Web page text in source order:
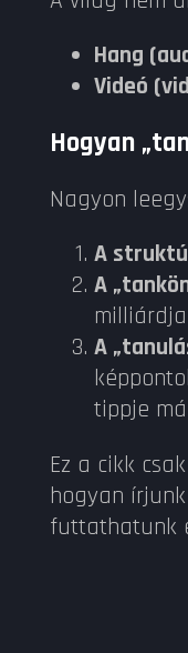
Hang
Videó
Hogyan
Nagyon
A
A
A
tippje
Ez a cikk
hogyan
futtathatunk